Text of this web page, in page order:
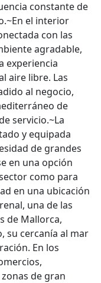
constante de
el interior
con las
agradable,
experiencia
aire libre. Las
al negocio,
de
servicio.~La
y equipada
de grandes
en una opción
como para
en una ubicación
una de las
de Mallorca,
su cercanía al mar
En los
de gran